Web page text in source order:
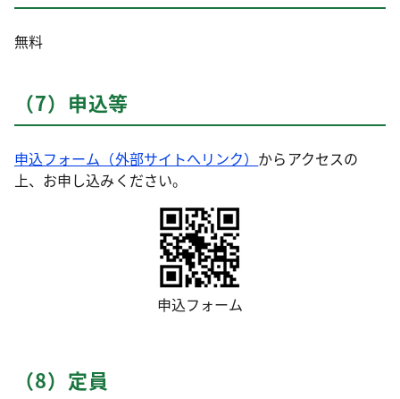
無料
（7）申込等
申込フォーム（外部サイトへリンク） からアクセスの
上、お申し込みください。
申込フォーム
（8）定員